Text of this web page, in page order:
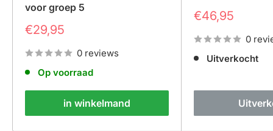
voor groep 5
Prijs
€29,95
0 reviews
Op voorraad
in winkelmand
Prijs
€46,95
0
Uitverkocht